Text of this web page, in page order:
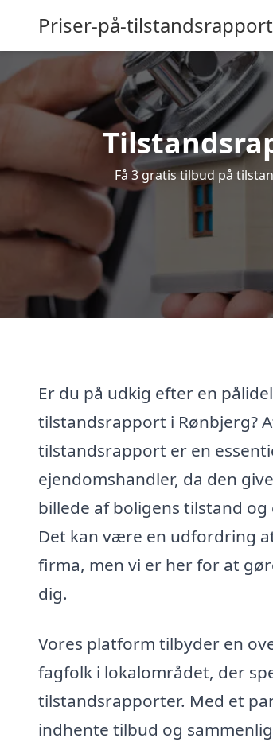
Priser-på-
Få 3 gratis tilbud på
Er du på udkig efter en
tilstandsrapport i Rønbjerg?
tilstandsrapport er en
ejendomshandler, da den
billede af boligens tilstand og
Det kan være en udfordring
firma, men vi er her for at
dig.
Vores platform tilbyder en
fagfolk i lokalområdet, der
tilstandsrapporter. Med et
indhente tilbud og